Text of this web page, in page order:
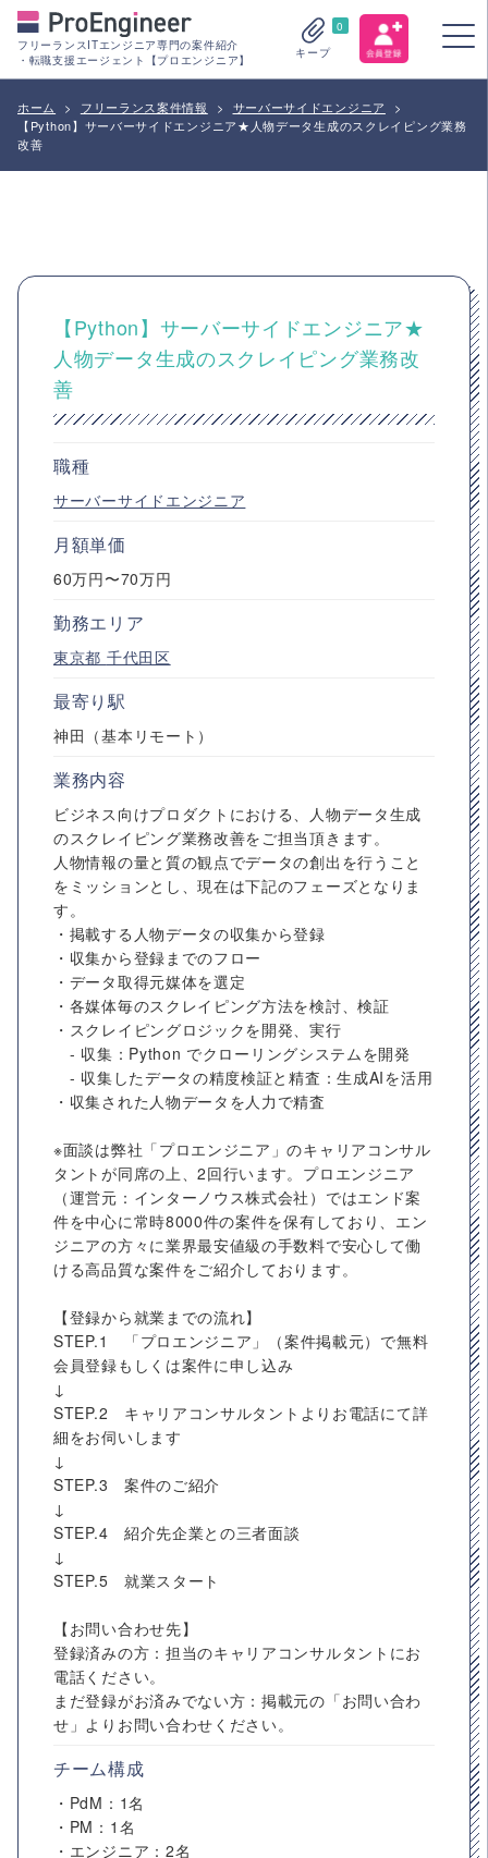
フリーランスITエンジニア専門の案件紹介
・転職支援エージェント【プロエンジニア】
0
キープ
ホーム > フリーランス案件情報 > サーバーサイドエンジニア
>
【Python】サーバーサイドエンジニア★人物データ生成のスクレイピング業務
改善
【Python】サーバーサイドエンジニア★
人物データ生成のスクレイピング業務改
善
職種
サーバーサイドエンジニア
月額単価
60万円〜70万円
勤務エリア
東京都 千代田区
最寄り駅
神田（基本リモート）
業務内容
ビジネス向けプロダクトにおける、人物データ生成
のスクレイピング業務改善をご担当頂きます。
人物情報の量と質の観点でデータの創出を行うこと
をミッションとし、現在は下記のフェーズとなりま
す。
・掲載する人物データの収集から登録
・収集から登録までのフロー
・データ取得元媒体を選定
・各媒体毎のスクレイピング方法を検討、検証
・スクレイピングロジックを開発、実行
- 収集：Python でクローリングシステムを開発
- 収集したデータの精度検証と精査：生成AIを活用
・収集された人物データを人力で精査
※面談は弊社「プロエンジニア」のキャリアコンサル
タントが同席の上、2回行います。プロエンジニア
（運営元：インターノウス株式会社）ではエンド案
件を中心に常時8000件の案件を保有しており、エン
ジニアの方々に業界最安値級の手数料で安心して働
ける高品質な案件をご紹介しております。
【登録から就業までの流れ】
STEP.1 「プロエンジニア」（案件掲載元）で無料
会員登録もしくは案件に申し込み
↓
STEP.2 キャリアコンサルタントよりお電話にて詳
細をお伺いします
↓
STEP.3 案件のご紹介
↓
STEP.4 紹介先企業との三者面談
↓
STEP.5 就業スタート
【お問い合わせ先】
登録済みの方：担当のキャリアコンサルタントにお
電話ください。
まだ登録がお済みでない方：掲載元の「お問い合わ
せ」よりお問い合わせください。
チーム構成
・PdM：1名
・PM：1名
・エンジニア：2名